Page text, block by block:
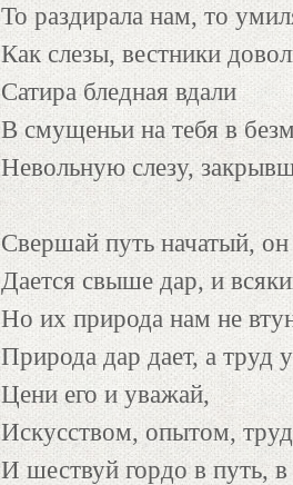
То раздирала нам, то
Как слезы, вестники
Сатира бледная вдали
В смущеньи на тебя в
Невольную слезу,
Свершай путь начатый,
Дается свыше дар, и
Но их природа нам не
Природа дар дает, а труд
Цени его и уважай,
Искусством, опытом,
И шествуй гордо в путь,